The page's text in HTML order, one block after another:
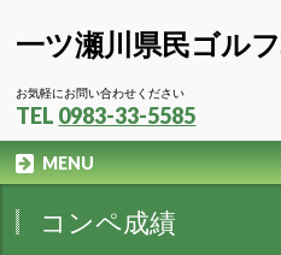
一ツ瀬川県民ゴル
お気軽にお問い合わせください
TEL 0983-33-5585
MENU
コンペ成績